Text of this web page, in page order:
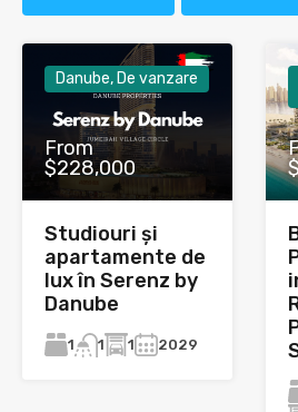
Danube, De vanzare
From
$228,000
Studiouri și
apartamente de
lux în Serenz by
Danube
1 1 1 2029